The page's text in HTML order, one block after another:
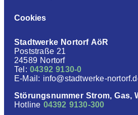
Cookies
Stadtwerke Nortorf AöR
Poststraße 21
24589 Nortorf
Tel: 04392 9130-0
E-Mail: info@stadtwerke-
Störungsnummer Strom, Gas,
Hotline 04392 9130-300